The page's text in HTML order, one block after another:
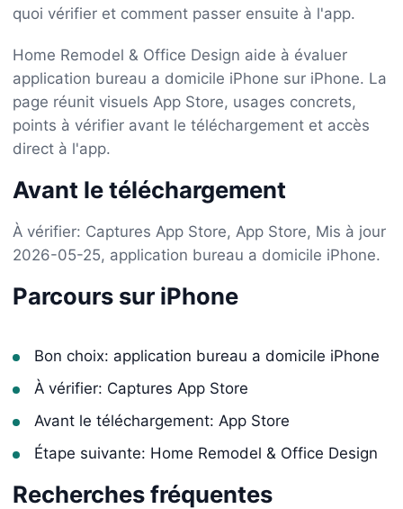
quoi vérifier et comment passer ensuite à l'app.
Home Remodel & Office Design aide à évaluer
application bureau a domicile iPhone sur iPhone. La
page réunit visuels App Store, usages concrets,
points à vérifier avant le téléchargement et accès
direct à l'app.
Avant le téléchargement
À vérifier: Captures App Store, App Store, Mis à jour
2026-05-25, application bureau a domicile iPhone.
Parcours sur iPhone
Bon choix: application bureau a domicile iPhone
À vérifier: Captures App Store
Avant le téléchargement: App Store
Étape suivante: Home Remodel & Office Design
Recherches fréquentes